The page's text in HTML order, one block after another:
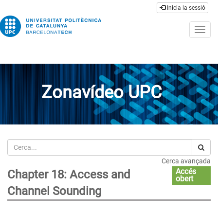
Inicia la sessió
Zonavídeo UPC
Cerca
Cerca avançada
Chapter 18: Access and
Channel Sounding
Accés
obert